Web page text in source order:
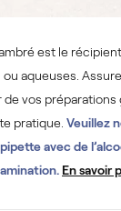
est le
aqueuses.
vos préparations
pratique. Veuillez
avec de
En savoir